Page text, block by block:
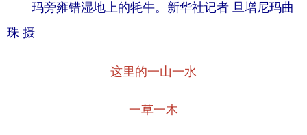
玛旁雍错湿地上的牦牛。新华社记者 旦增尼玛曲
珠 摄
这里的一山一水
一草一木